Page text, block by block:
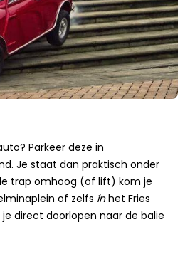
Parkeer deze in
. Je staat dan praktisch onder
trap omhoog (of lift) kom je
of zelfs ínhet Fries
direct doorlopen naar de balie